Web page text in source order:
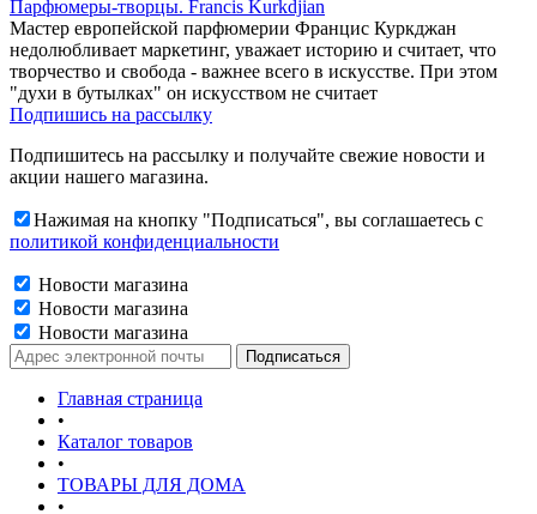
Парфюмеры-творцы. Francis Kurkdjian
Мастер европейской парфюмерии Францис Куркджан
недолюбливает маркетинг, уважает историю и считает, что
творчество и свобода - важнее всего в искусстве. При этом
"духи в бутылках" он искусством не считает
Подпишись на рассылку
Подпишитесь на рассылку и получайте свежие новости и
акции нашего магазина.
Нажимая на кнопку "Подписаться", вы соглашаетесь с
политикой конфиденциальности
Новости магазина
Новости магазина
Новости магазина
Главная страница
•
Каталог товаров
•
ТОВАРЫ ДЛЯ ДОМА
•